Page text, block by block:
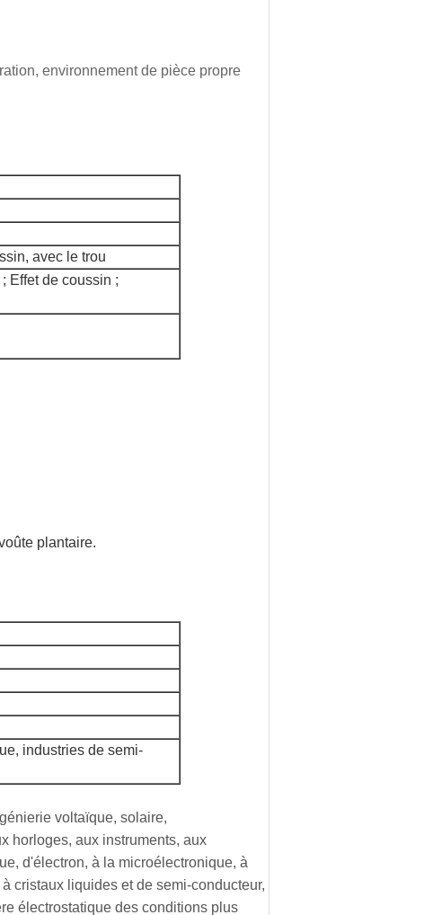
environnement de pièce propre
avec le trou
Effet de coussin ;
plantaire.
industries de semi-
voltaïque, solaire,
horloges, aux instruments, aux
d'électron, à la microélectronique, à
cristaux liquides et de semi-conducteur,
électrostatique des conditions plus